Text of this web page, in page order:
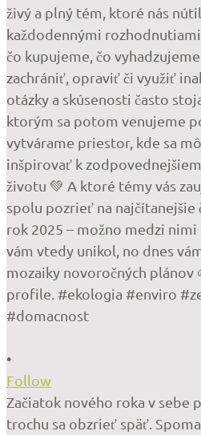
•
Follow
Začiatok nového roka v sebe
trochu sa obzrieť späť.